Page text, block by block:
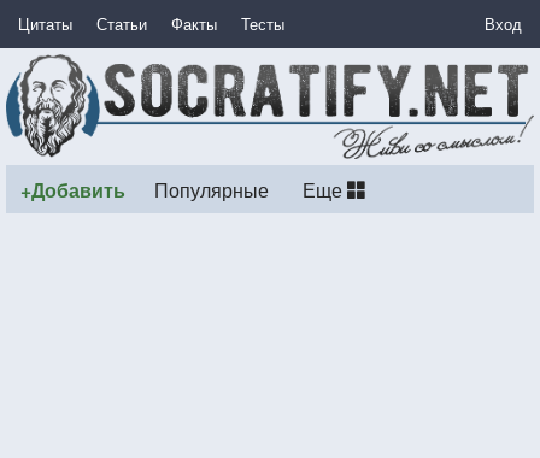
Цитаты Статьи Факты Тесты Вход
+Добавить Популярные Еще